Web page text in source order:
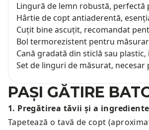
Lingură de lemn robustă,
Hârtie de copt antiaderentă,
Cuțit bine ascuțit, recomandat
Bol termorezistent pentru
Cană gradată din sticlă sau
Set de linguri de măsurat,
PAȘI GĂTIRE
1. Pregătirea tăvii și a
Tapetează o tavă de copt